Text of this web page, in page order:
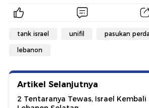
tank israel unifil pasukan
lebanon
Artikel Selanjutnya
2 Tentaranya Tewas, Israel Kembali